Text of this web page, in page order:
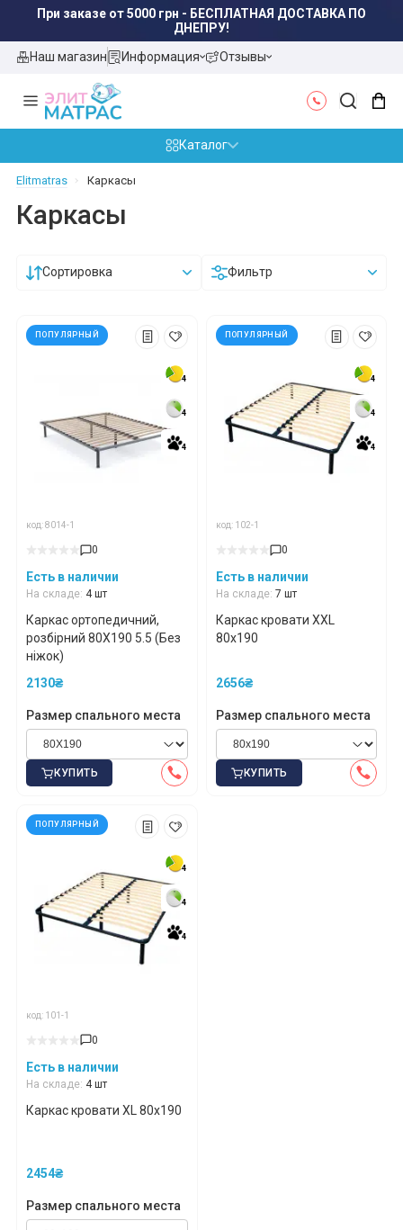
При заказе от 5000 грн - БЕСПЛАТНАЯ ДОСТАВКА ПО
ДНЕПРУ!
Наш магазин
Информация Отзывы
Каталог
Elitmatras Каркасы
Каркасы
Сортировка Фильтр
4
4
4
ПОПУЛЯРНЫЙ
код: 8014-1
0
Есть в наличии
На складе: 4 шт
4
4
4
Каркас ортопедичний,
розбірний 80X190 5.5 (Без
ніжок)
2130₴
Размер спального места
КУПИТЬ
4
4
4
ПОПУЛЯРНЫЙ
код: 102-1
0
Есть в наличии
На складе: 7 шт
4
4
4
Каркас кровати XXL
80х190
2656₴
Размер спального места
КУПИТЬ
4
4
4
ПОПУЛЯРНЫЙ
код: 101-1
0
Есть в наличии
На складе: 4 шт
4
4
4
Каркас кровати XL 80х190
2454₴
Размер спального места